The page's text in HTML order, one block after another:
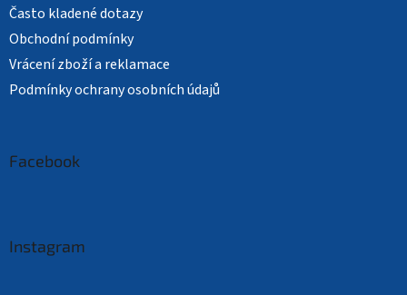
Často kladené dotazy
Obchodní podmínky
Vrácení zboží a reklamace
Podmínky ochrany osobních údajů
Facebook
Instagram